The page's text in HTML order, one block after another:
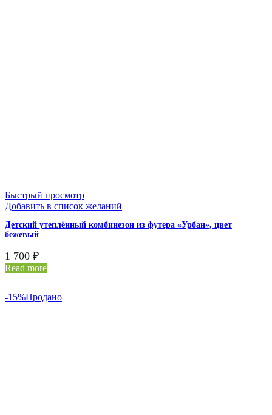
Быстрый просмотр
Добавить в список желаний
Детский утеплённый комбинезон из футера «Урбан», цвет
бежевый
1 700 ₽
Read more
-15%Продано